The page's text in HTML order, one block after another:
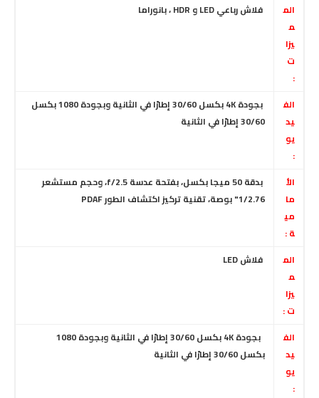
الم
م
يزا
ت
:
فلاش رباعي LED و HDR ، بانوراما
الف
يد
يو
:
بجودة 4K بكسل 30/60 إطارًا في الثانية وبجودة 1080 بكسل
30/60 إطارًا في الثانية
الأ
ما
مي
ة :
بدقة 50 ميجا بكسل
، بفتحة عدسة f/2.5، وحجم مستشعر
1/2.76" بوصة، تقنية تركيز اكتشاف الطور PDAF
الم
م
يزا
ت :
فلاش LED
الف
يد
يو
:
بجودة 4K بكسل 30/60 إطارًا في الثانية وبجودة 1080
بكسل 30/60 إطارًا في الثانية